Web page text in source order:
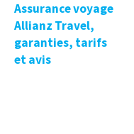
Assurance voyage
Allianz Travel,
garanties, tarifs
et avis